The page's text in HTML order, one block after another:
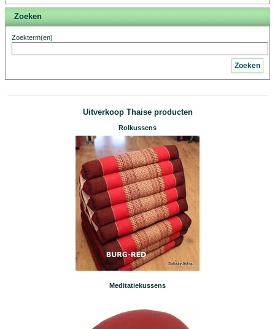
Zoeken
Zoekterm(en)
Zoeken
Uitverkoop Thaise producten
Rolkussens
Meditatiekussens